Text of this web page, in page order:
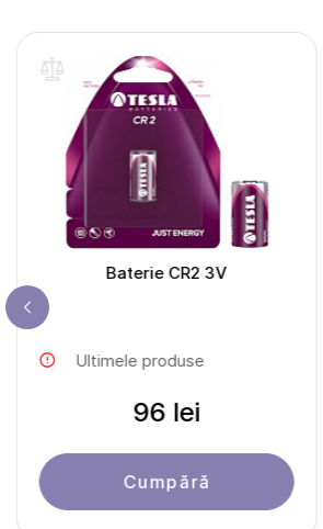
Baterie CR2 3V
Ultimele produse
96 lei
Cumpără